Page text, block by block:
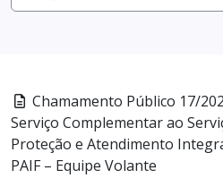
Chamamento Público 17/
Serviço Complementar ao
Proteção e Atendimento
PAIF – Equipe Volante